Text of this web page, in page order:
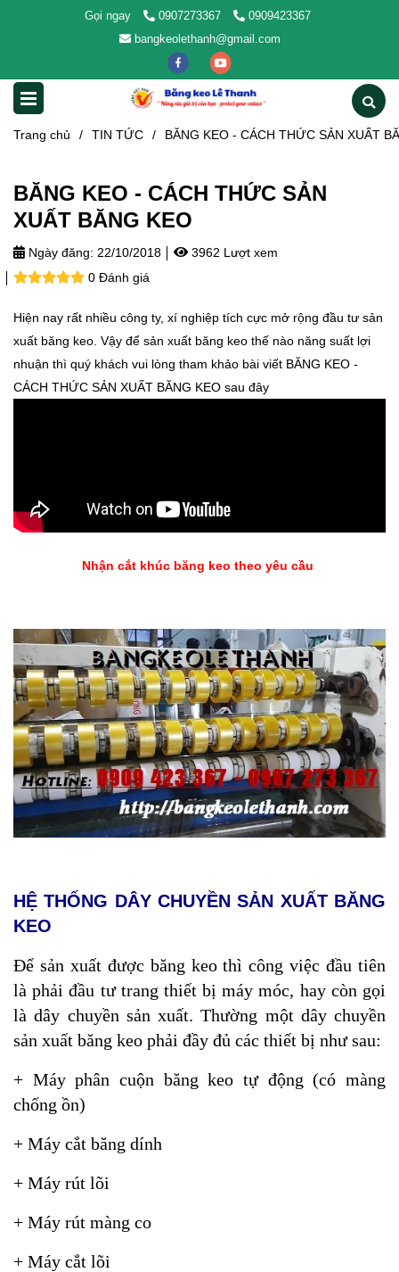
Gọi ngay 0907273367
0909423367
bangkeolethanh@gmail.com
Trang chủ / TIN TỨC / BĂNG KEO - CÁCH THỨC SẢN XUẤT
BĂNG KEO - CÁCH THỨC SẢN
XUẤT BĂNG KEO
Ngày đăng: 22/10/2018
3962 Lượt xem
0 Đánh giá
Hiện nay rất nhiều công ty, xí nghiệp tích cực mở rộng đầu tư sản
xuất băng keo. Vậy để sản xuất băng keo thế nào năng suất lợi
nhuận thì quý khách vui lòng tham khảo bài viết BĂNG KEO -
CÁCH THỨC SẢN XUẤT BĂNG KEO sau đây
Nhận cắt khúc băng keo theo yêu cầu
HỆ THỐNG DÂY CHUYỀN SẢN XUẤT BĂNG
KEO
Để sản xuất được băng keo thì công việc đầu tiên
là phải đầu tư trang thiết bị máy móc, hay còn gọi
là dây chuyền sản xuất. Thường một dây chuyền
sản xuất băng keo phải đầy đủ các thiết bị như sau:
+ Máy phân cuộn băng keo tự động (có màng
chống ồn)
+ Máy cắt băng dính
+ Máy rút lõi
+ Máy rút màng co
+ Máy cắt lõi